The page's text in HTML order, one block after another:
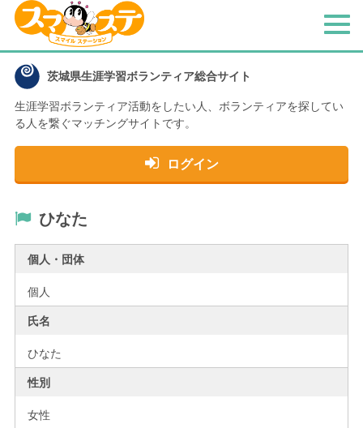
茨城県生涯学習ボランティア総合サイト
生涯学習ボランティア活動をしたい人、 ボランティアを探してい
る人を繋ぐマッチングサイトです。
ログイン
メ
ひなた
個人・団体
個人
氏名
ひなた
性別
女性